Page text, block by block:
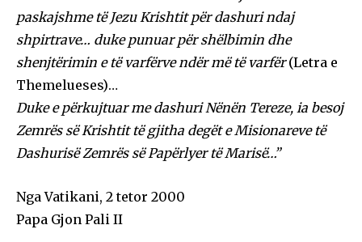
paskajshme të Jezu Krishtit për dashuri ndaj
shpirtrave… duke punuar për shëlbimin dhe
shenjtërimin e të varfërve ndër më të varfër(Letra e
Themelueses)…
Duke e përkujtuar me dashuri Nënën Tereze, ia besoj
Zemrës së Krishtit të gjitha degët e Misionareve të
Dashurisë Zemrës së Papërlyer të Marisë…”
Nga Vatikani, 2 tetor 2000
Papa Gjon Pali II